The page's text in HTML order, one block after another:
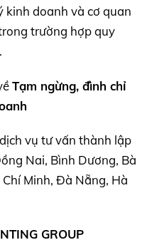
kinh doanh và cơ quan
trường hợp quy
Tạm ngừng, đình chỉ
vụ tư vấn thành lập
Nai, Bình Dương, Bà
Minh, Đà Nẵng, Hà
GROUP